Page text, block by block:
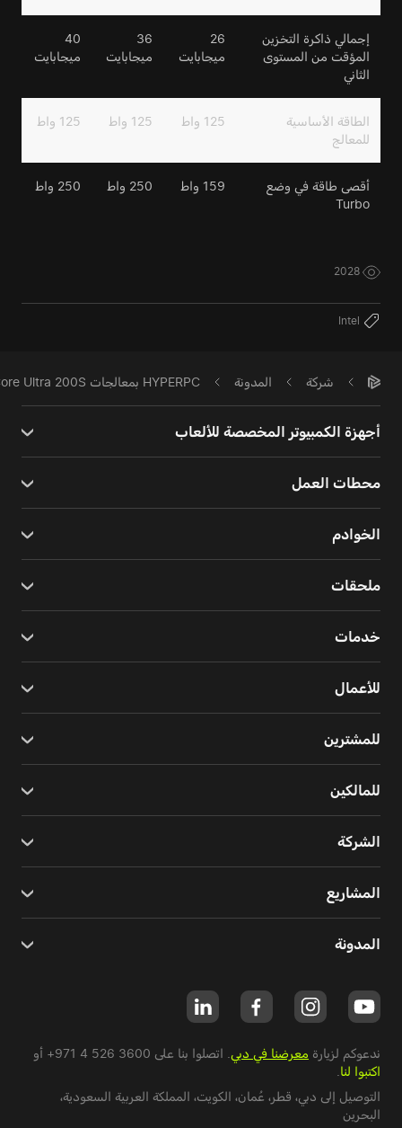
إجمالي ذاكرة التخزين
المؤقت من المستوى
الثاني
26
ميجابايت
36
ميجابايت
40
ميجابايت
الطاقة الأساسية
للمعالج
125 واط 125 واط 125 واط
أقصى طاقة في وضع
Turbo
159 واط 250 واط 250 واط
2028
Intel
شركة المدونة HYPERPC بمعالجات Intel Core Ultra 200S
أجهزة الكمبيوتر المخصصة للألعاب
محطات العمل
الخوادم
ملحقات
خدمات
للأعمال
للمشترين
للمالكين
الشركة
المشاريع
المدونة
ندعوكم لزيارة معرضنا في دبي . اتصلوا بنا على +971 4 526 3600 أو
اكتبوا لنا
التوصيل إلى دبي، قطر، عُمان، الكويت، المملكة العربية السعودية،
البحرين